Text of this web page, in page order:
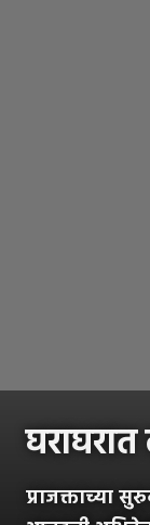
प्राजक्ताच्या